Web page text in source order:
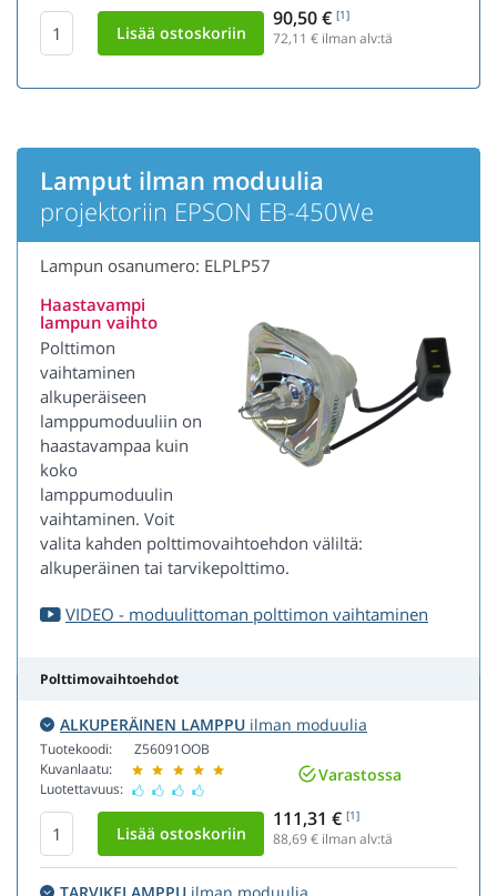
90,50 € [1]
72,11 € ilman alv:tä
Lamput ilman moduulia
projektoriin EPSON EB-450We
Lampun osanumero: ELPLP57
Haastavampi
lampun vaihto
Polttimon
vaihtaminen
alkuperäiseen
lamppumoduuliin on
haastavampaa kuin
koko
lamppumoduulin
vaihtaminen. Voit
valita kahden polttimovaihtoehdon väliltä:
alkuperäinen tai tarvikepolttimo.
VIDEO - moduulittoman polttimon vaihtaminen
Polttimovaihtoehdot
ALKUPERÄINEN LAMPPU ilman moduulia
Tuotekoodi:
Kuvanlaatu:
Luotettavuus:
Z56091OOB
Varastossa
111,31 € [1]
88,69€ ilman alv:tä